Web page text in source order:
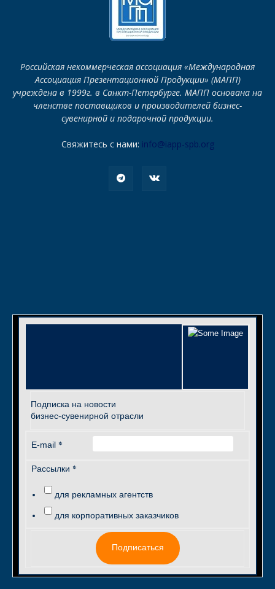
Российская некоммерческая ассоциация «Международная
Ассоциация Презентационной Продукции» (МАПП)
учреждена в 1999г. в Санкт-Петербурге. МАПП основана на
членстве поставщиков и производителей бизнес-
сувенирной и подарочной продукции.
Свяжитесь с нами: info@iapp-spb.org
Подписка на новости
бизнес-сувенирной отрасли
E-mail *
Рассылки *
для рекламных агентств
для корпоративных заказчиков
Подписаться